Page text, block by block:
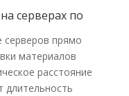
серверах по
серверов прямо
материалов
расстояние
длительность